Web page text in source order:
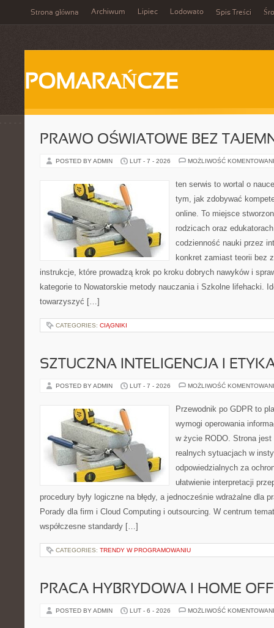
Strona główna Archiwum Lipiec Lodowato Spis Treści
POMARAŃCZE
PRAWO OŚWIATOWE BEZ
POSTED BY ADMIN LUT - 7 - 2026 MOŻLIWOŚĆ
ten serwis to wortal o
tym, jak zdobywać
online. To miejsce
rodzicach oraz
codzienność nauki przez
konkret zamiast teorii bez
instrukcje, które prowadzą krok po kroku dobrych nawyków i
kategorie to Nowatorskie metody nauczania i Szkolne lifehacki.
towarzyszyć […]
CATEGORIES: CIĄGNIKI
SZTUCZNA INTELIGENCJA I
POSTED BY ADMIN LUT - 7 - 2026 MOŻLIWOŚĆ
Przewodnik po GDPR to
wymogi operowania
w życie RODO. Strona
realnych sytuacjach w
odpowiedzialnych za
ułatwienie interpretacji
procedury były logiczne na błędy, a jednocześnie wdrażalne dla
Porady dla firm i Cloud Computing i outsourcing. W centrum
współczesne standardy […]
CATEGORIES: TRENDY W PROGRAMOWANIU
PRACA HYBRYDOWA I HOME
POSTED BY ADMIN LUT - 6 - 2026 MOŻLIWOŚĆ